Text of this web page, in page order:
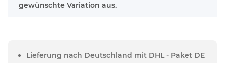
gewünschte Variation aus.
Lieferung nach Deutschland mit DHL - Paket DE